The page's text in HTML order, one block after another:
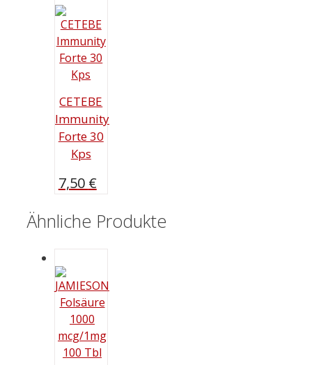
CETEBE
Immunity
Forte 30
Kps
7,50 €
Ähnliche Produkte